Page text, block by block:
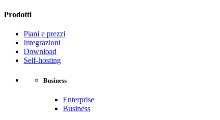
Prodotti
Piani e prezzi
Integrazioni
Download
Self-hosting
Business
Enterprise
Business